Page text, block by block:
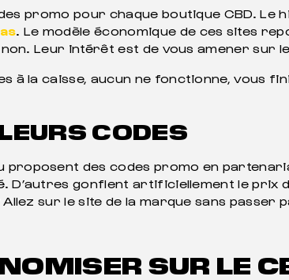
promo pour chaque boutique CBD. Le
. Le modèle économique de ces sites
Leur intérêt est de vous amener sur
à la caisse, aucun ne fonctionne, vous
CODES
des codes promo en
gonflent artificiellement le prix
sur le site de la marque sans passer
SUR LE